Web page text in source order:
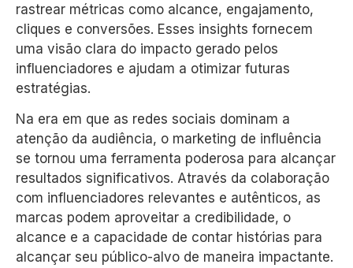
rastrear métricas como alcance, engajamento,
cliques e conversões. Esses insights fornecem
uma visão clara do impacto gerado pelos
influenciadores e ajudam a otimizar futuras
estratégias.
Na era em que as redes sociais dominam a
atenção da audiência, o marketing de influência
se tornou uma ferramenta poderosa para alcançar
resultados significativos. Através da colaboração
com influenciadores relevantes e autênticos, as
marcas podem aproveitar a credibilidade, o
alcance e a capacidade de contar histórias para
alcançar seu público-alvo de maneira impactante.